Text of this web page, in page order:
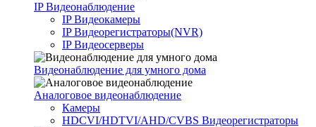
IP Видеонаблюдение
IP Видеокамеры
IP Видеорегистраторы(NVR)
IP Видеосерверы
Видеонаблюдение для умного дома
Аналоговое видеонаблюдение
Камеры
HDCVI/HDTVI/AHD/CVBS Видеорегистраторы